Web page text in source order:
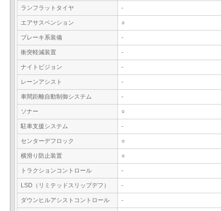
ランフラットタイヤ -
エアサスペンション ○
ブレーキ系装備 -
衝突軽減装置 -
ナイトビジョン -
レーンアシスト -
車間距離自動制御システム -
ソナー ○
駐車支援システム -
センターデフロック ○
横滑り防止装置 ○
トラクションコントロール -
LSD（リミテッドスリップデフ） -
ダウンヒルアシストコントロール -